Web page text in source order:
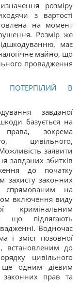
розміру
з вартості
на момент
Розмір же
має
майно, що
провадження
ПОТЕРПІЛИЙ В
завданої
базується на
зокрема
цивільного,
заявити
завданих збитків
до початку
захисту законних
спрямованим на
включення виду
кримінальним
що підлягають
Водночас
і зміст позовної
встановленим до
цивільного
ще одним дієвим
прав та